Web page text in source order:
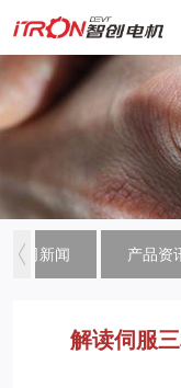
公司新闻 产品资
解读伺服